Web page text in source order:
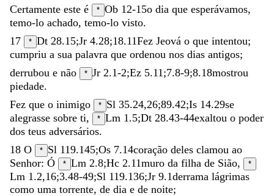
Certamente este é * Ob 12-15o dia que esperávamos,
temo-lo achado, temo-lo visto.
17
* Dt 28.15;Jr 4.28;18.11Fez Jeová o que intentou;
cumpriu a sua palavra que ordenou nos dias antigos;
derrubou e não * Jr 2.1-2;Ez 5.11 ;7.8-9;8.18mostrou
piedade.
Fez que o inimigo * Sl 35.24,26;89.42;Is 14.29se
alegrasse sobre ti, * Lm 1.5;Dt 28.43-44exaltou o poder
dos teus adversários.
18 O * Sl 119.145;Os 7.14coração deles clamou ao
Senhor: Ó * Lm 2.8;Hc 2.11muro da filha de Sião, *
Lm 1.2,16;3.48-49;Sl 119.136;Jr 9.1derrama lágrimas
como uma torrente, de dia e de noite;